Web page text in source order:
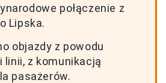
połączenie z
Lipska.
objazdy z powodu
linii, z komunikacją
pasażerów.